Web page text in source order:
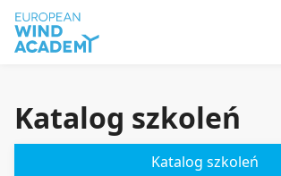
Katalog szkoleń
Katalog szkoleń